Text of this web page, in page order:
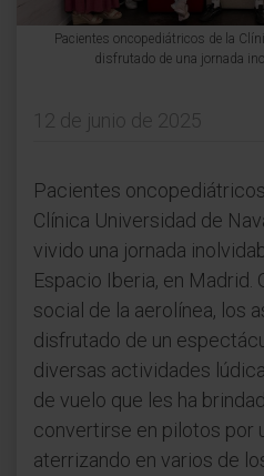
Pacientes oncopediátricos de la
disfrutado de una jornada
12 de junio de 2025
Pacientes
Clínica Universidad de
vivido una jornada
Espacio Iberia, en Madrid.
social de la aerolínea, los
disfrutado de un
diversas actividades
de vuelo que les ha
convertirse en pilotos por
aterrizando en varios de